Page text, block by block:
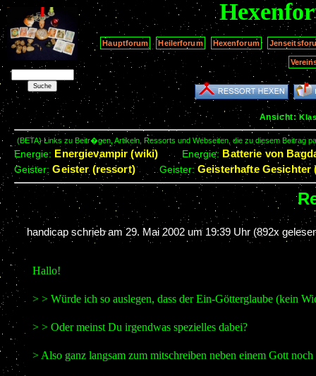
Hauptforum Heilerforum Hexenforum
Ansicht:
(BETA) Links zu Beitr�gen, Artikeln, Ressorts und Webseiten, die zu diesem Beitrag
Energie: Energievampir (wiki) Energie: Batterie von
Geister:Geister (ressort) Geister: Geisterhafte Gesichter
handicap schrieb am29. Mai 2002 um 19:39 Uhr (892x
Hallo!
> > Würde ich so auslegen, dass der Ein-Götterglaube (kein
> > Oder meinst Du irgendwas spezielles dabei?
> Also ganz langsam zum mitschreiben neben einem Gott